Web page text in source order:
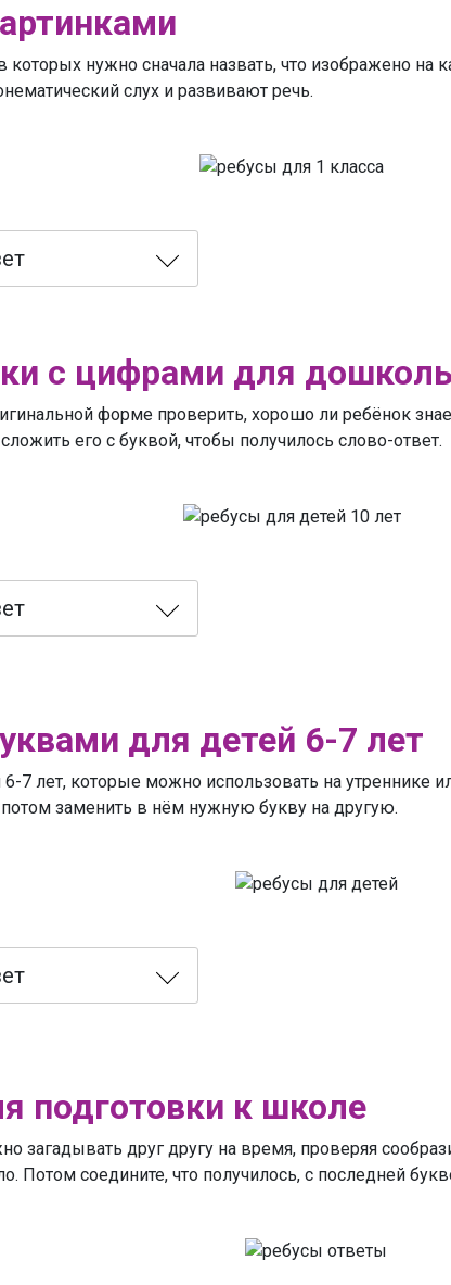
которых нужно сначала назвать, что изображено
слух и развивают речь.
с цифрами для
форме проверить, хорошо ли ребёнок
его с буквой, чтобы получилось слово-ответ.
для детей 6-7 лет
7 лет, которые можно использовать на утреннике
потом заменить в нём нужную букву на другую.
подготовки к школе
загадывать друг другу на время, проверяя
Потом соедините, что получилось, с последней